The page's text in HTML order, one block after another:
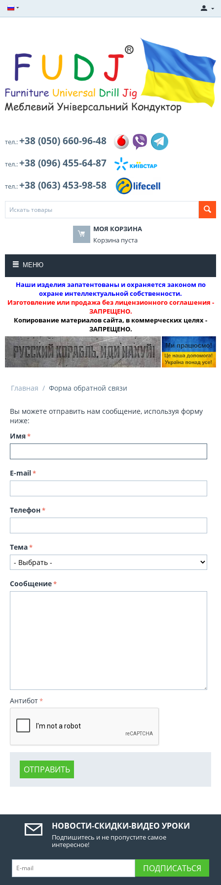
тел.:+38 (050) 660-96-48
тел.:+38 (096) 455-64-87
тел.:+38 (063) 453-98-58
МОЯ КОРЗИНА
Корзина пуста
МЕНЮ
Наши изделия запатентованы и охраняется законом по
охране интеллектуальной собственности.
Изготовление или продажа без лицензионного соглашения -
ЗАПРЕЩЕНО.
Копирование материалов сайта, в коммерческих целях -
ЗАПРЕЩЕНО.
Главная / Форма обратной связи
Вы можете отправить нам сообщение, используя форму
ниже:
Имя
E-mail
Телефон
Тема
Сообщение
Антибот
ОТПРАВИТЬ
НОВОСТИ-СКИДКИ-ВИДЕО УРОКИ
Подпишитесь и не пропустите самое
интересное!
ПОДПИСАТЬСЯ